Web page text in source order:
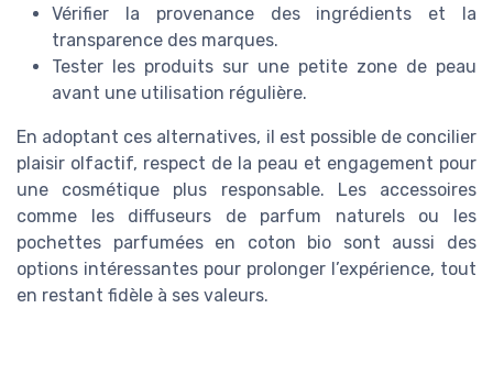
Vérifier la provenance des ingrédients et la
transparence des marques.
Tester les produits sur une petite zone de peau
avant une utilisation régulière.
En adoptant ces alternatives, il est possible de concilier
plaisir olfactif, respect de la peau et engagement pour
une cosmétique plus responsable. Les accessoires
comme les diffuseurs de parfum naturels ou les
pochettes parfumées en coton bio sont aussi des
options intéressantes pour prolonger l’expérience, tout
en restant fidèle à ses valeurs.